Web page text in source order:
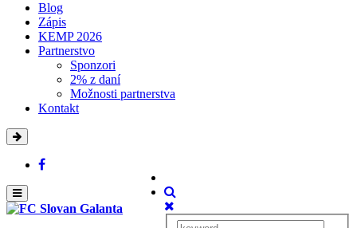
Blog
Zápis
KEMP 2026
Partnerstvo
Sponzori
2% z daní
Možnosti partnerstva
Kontakt